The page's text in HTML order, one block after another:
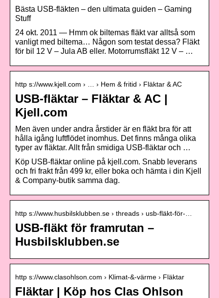
Bästa USB-fläkten – den ultimata guiden – Gaming
Stuff
24 okt. 2011 — Hmm ok biltemas fläkt var alltså som
vanligt med biltema… Någon som testat dessa? Fläkt
för bil 12 V – Jula AB eller. Motorrumsfläkt 12 V – …
http s://www.kjell.com › … › Hem & fritid › Fläktar & AC
USB-fläktar – Fläktar & AC |
Kjell.com
Men även under andra årstider är en fläkt bra för att
hålla igång luftflödet inomhus. Det finns många olika
typer av fläktar. Allt från smidiga USB-fläktar och …
Köp USB-fläktar online på kjell.com. Snabb leverans
och fri frakt från 499 kr, eller boka och hämta i din Kjell
& Company-butik samma dag.
http s://www.husbilsklubben.se › threads › usb-fläkt-för-…
USB-fläkt för framrutan –
Husbilsklubben.se
http s://www.clasohlson.com › Klimat-&-värme › Fläktar
Fläktar | Köp hos Clas Ohlson